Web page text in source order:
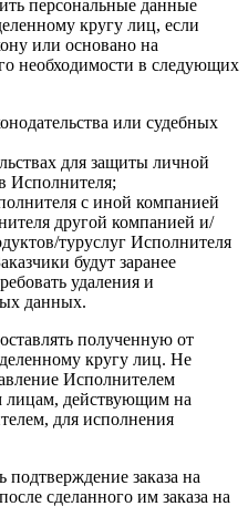
персональные данные
кругу лиц, если
или основано на
необходимости в следующих
или судебных
для защиты личной
Исполнителя;
с иной компанией
другой компанией и/
туруслуг Исполнителя
будут заранее
удаления и
данных.
полученную от
кругу лиц. Не
Исполнителем
лицам, действующим на
для исполнения
подтверждение заказа на
сделанного им заказа на